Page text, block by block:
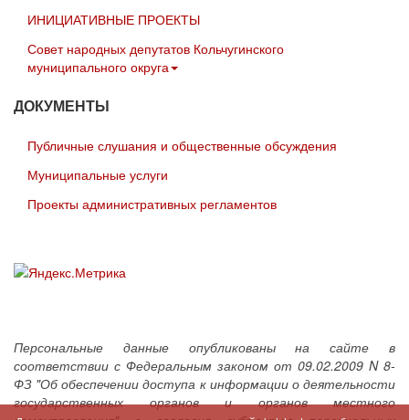
ИНИЦИАТИВНЫЕ ПРОЕКТЫ
Совет народных депутатов Кольчугинского
муниципального округа
ДОКУМЕНТЫ
Публичные слушания и общественные обсуждения
Муниципальные услуги
Проекты административных регламентов
Персональные данные опубликованы на сайте в
соответствии с Федеральным законом от 09.02.2009 N 8-
ФЗ "Об обеспечении доступа к информации о деятельности
государственных органов и органов местного